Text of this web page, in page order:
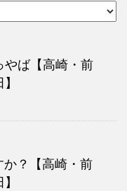
やば【高崎・前
？【高崎・前